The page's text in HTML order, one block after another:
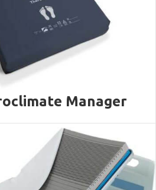
Manager